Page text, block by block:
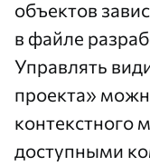
объектов
в файле
Управлять
проекта»
контекстного
доступными